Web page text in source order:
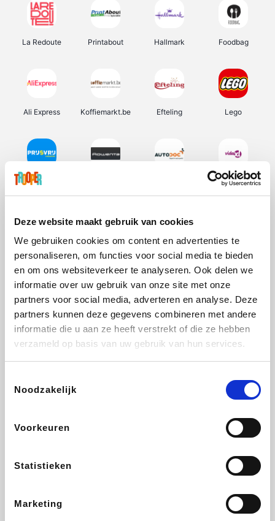
Deze website maakt gebruik van cookies
We gebruiken cookies om content en advertenties te
personaliseren, om functies voor social media te bieden
en om ons websiteverkeer te analyseren. Ook delen we
informatie over uw gebruik van onze site met onze
partners voor social media, adverteren en analyse. Deze
partners kunnen deze gegevens combineren met andere
informatie die u aan ze heeft verstrekt of die ze hebben
verzameld op basis van uw gebruik van hun services.
Noodzakelijk
Voorkeuren
Statistieken
Marketing
La Redoute Printabout Hallmark Foodbag
Ali Express Koffiemarkt.be Efteling Lego
Prijsvrij Vidaxl
Lampenlicht.be De Online Drogist Hotels.com Adidas
DectDirect
Brussels Airlines
EuroGifts Get Your Guide